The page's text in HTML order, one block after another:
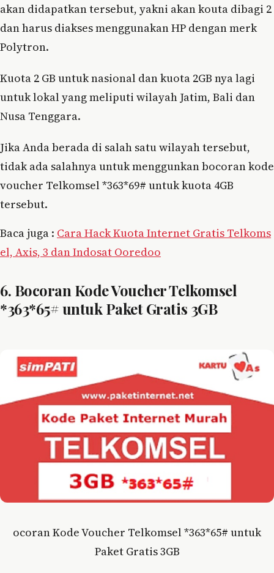
akan didapatkan tersebut, yakni akan kouta dibagi 2
dan harus diakses menggunakan HP dengan merk
Polytron.
Kuota 2 GB untuk nasional dan kuota 2GB nya lagi
untuk lokal yang meliputi wilayah Jatim, Bali dan
Nusa Tenggara.
Jika Anda berada di salah satu wilayah tersebut,
tidak ada salahnya untuk menggunkan bocoran kode
voucher Telkomsel *363*69# untuk kuota 4GB
tersebut.
Baca juga : Cara Hack Kuota Internet Gratis Telkoms
el, Axis, 3 dan Indosat Ooredoo
6. Bocoran Kode Voucher Telkomsel
*363*65# untuk Paket Gratis 3GB
ocoran Kode Voucher Telkomsel *363*65# untuk
Paket Gratis 3GB